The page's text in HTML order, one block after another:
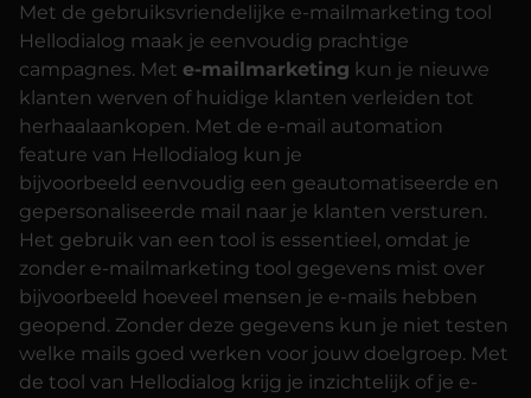
Met de gebruiksvriendelijke e-mailmarketing tool
Hellodialog maak je eenvoudig prachtige
campagnes. Met e-mailmarketing kun je nieuwe
klanten werven of huidige klanten verleiden tot
herhaalaankopen. Met de e-mail automation
feature van Hellodialog kun je
bijvoorbeeld eenvoudig een geautomatiseerde en
gepersonaliseerde mail naar je klanten versturen.
Het gebruik van een tool is essentieel, omdat je
zonder e-mailmarketing tool gegevens mist over
bijvoorbeeld hoeveel mensen je e-mails hebben
geopend. Zonder deze gegevens kun je niet testen
welke mails goed werken voor jouw doelgroep. Met
de tool van Hellodialog krijg je inzichtelijk of je e-